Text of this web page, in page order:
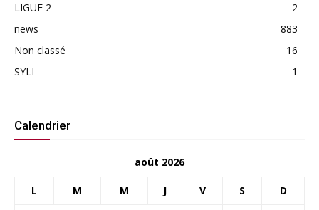
LIGUE 2
2
news
883
Non classé
16
SYLI
1
Calendrier
août 2026
L M M J V S D